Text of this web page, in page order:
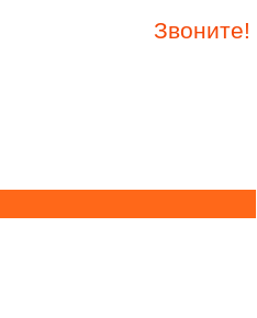
Звоните!